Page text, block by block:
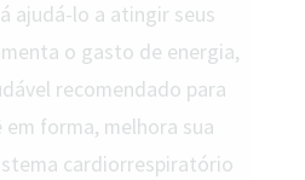
ajudá-lo a atingir seus
o gasto de energia,
recomendado para
forma, melhora sua
cardiorrespiratório